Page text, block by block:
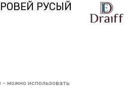
РУСЫЙ
- можно использовать